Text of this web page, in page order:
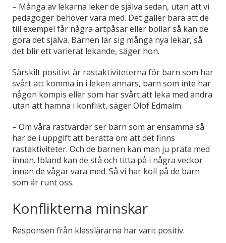
– Många av lekarna leker de själva sedan, utan att vi
pedagoger behöver vara med. Det gäller bara att de
till exempel får några ärtpåsar eller bollar så kan de
göra det själva. Barnen lär sig många nya lekar, så
det blir ett varierat lekande, säger hon.
Särskilt positivt är rastaktiviteterna för barn som har
svårt att komma in i leken annars, barn som inte har
någon kompis eller som har svårt att leka med andra
utan att hamna i konflikt, säger Olof Edmalm.
– Om våra rastvärdar ser barn som är ensamma så
har de i uppgift att berätta om att det finns
rastaktiviteter. Och de barnen kan man ju prata med
innan. Ibland kan de stå och titta på i några veckor
innan de vågar vara med. Så vi har koll på de barn
som är runt oss.
Konflikterna minskar
Responsen från klasslärarna har varit positiv.